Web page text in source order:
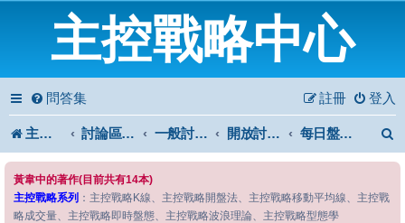
主控戰略中心
問答集 登入
註冊
主控戰略中心 討論區首頁 一般討論區 開放討論區 每日盤後解析
黃韋中的著作(目前共有14本)
主控戰略系列 ：主控戰略K線、主控戰略開盤法、主控戰略移動平均線、主控戰
略成交量、主控戰略即時盤態、主控戰略波浪理論、主控戰略型態學